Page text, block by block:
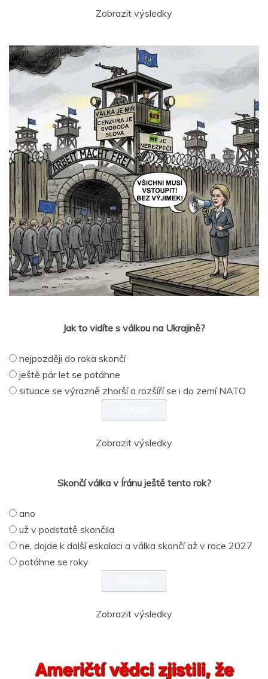
Zobrazit výsledky
Jak to vidíte s válkou na Ukrajině?
nejpozději do roka skončí
ještě pár let se potáhne
situace se výrazně zhorší a rozšíří se i do zemí NATO
Zobrazit výsledky
Skončí válka v Íránu ještě tento rok?
ano
už v podstatě skončila
ne, dojde k další eskalaci a válka skončí až v roce 2027
potáhne se roky
Zobrazit výsledky